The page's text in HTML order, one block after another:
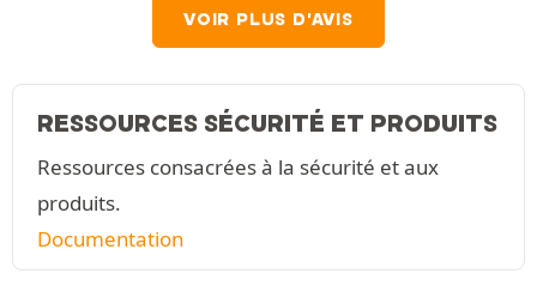
VOIR PLUS D'AVIS
RESSOURCES SÉCURITÉ ET PRODUITS
Ressources consacrées à la sécurité et aux
produits.
Documentation